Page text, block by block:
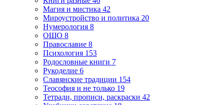
Магия и мистика 42
Мироустройство и политика 20
Нумерология 8
ОШО 8
Православие 8
Психология 153
Родословные книги 7
Рукоделие 6
Славянские традиции 154
Теософия и не только 19
Тетради, прописи, раскраски 42